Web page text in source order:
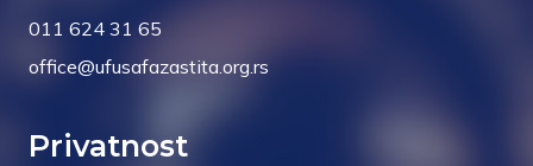
011 624 31 65
office@ufusafazastita.org.rs
Privatnost